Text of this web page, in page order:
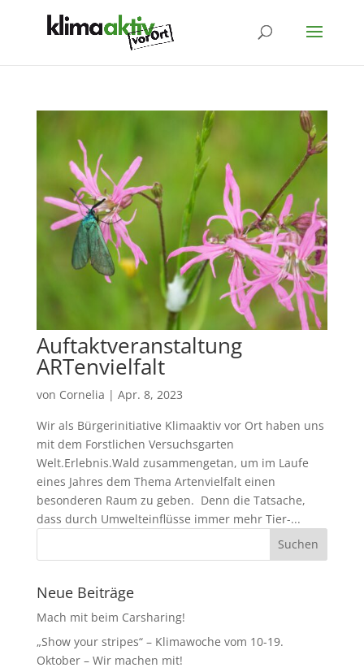
Auftaktveranstaltung
ARTenvielfalt
von Cornelia | Apr. 8, 2023
Wir als Bürgerinitiative Klimaaktiv vor Ort haben uns
mit dem Forstlichen Versuchsgarten
Welt.Erlebnis.Wald zusammengetan, um im Laufe
eines Jahres dem Thema Artenvielfalt einen
besonderen Raum zu geben. Denn die Tatsache,
dass durch Umwelteinflüsse immer mehr Tier-...
Neue Beiträge
Mach mit beim Carsharing!
„Show your stripes“ – Klimawoche vom 10-19.
Oktober – Wir machen mit!